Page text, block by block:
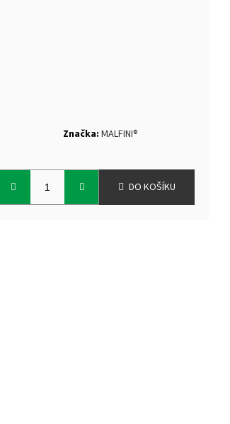
Značka:MALFINI®
DO KOŠÍKU